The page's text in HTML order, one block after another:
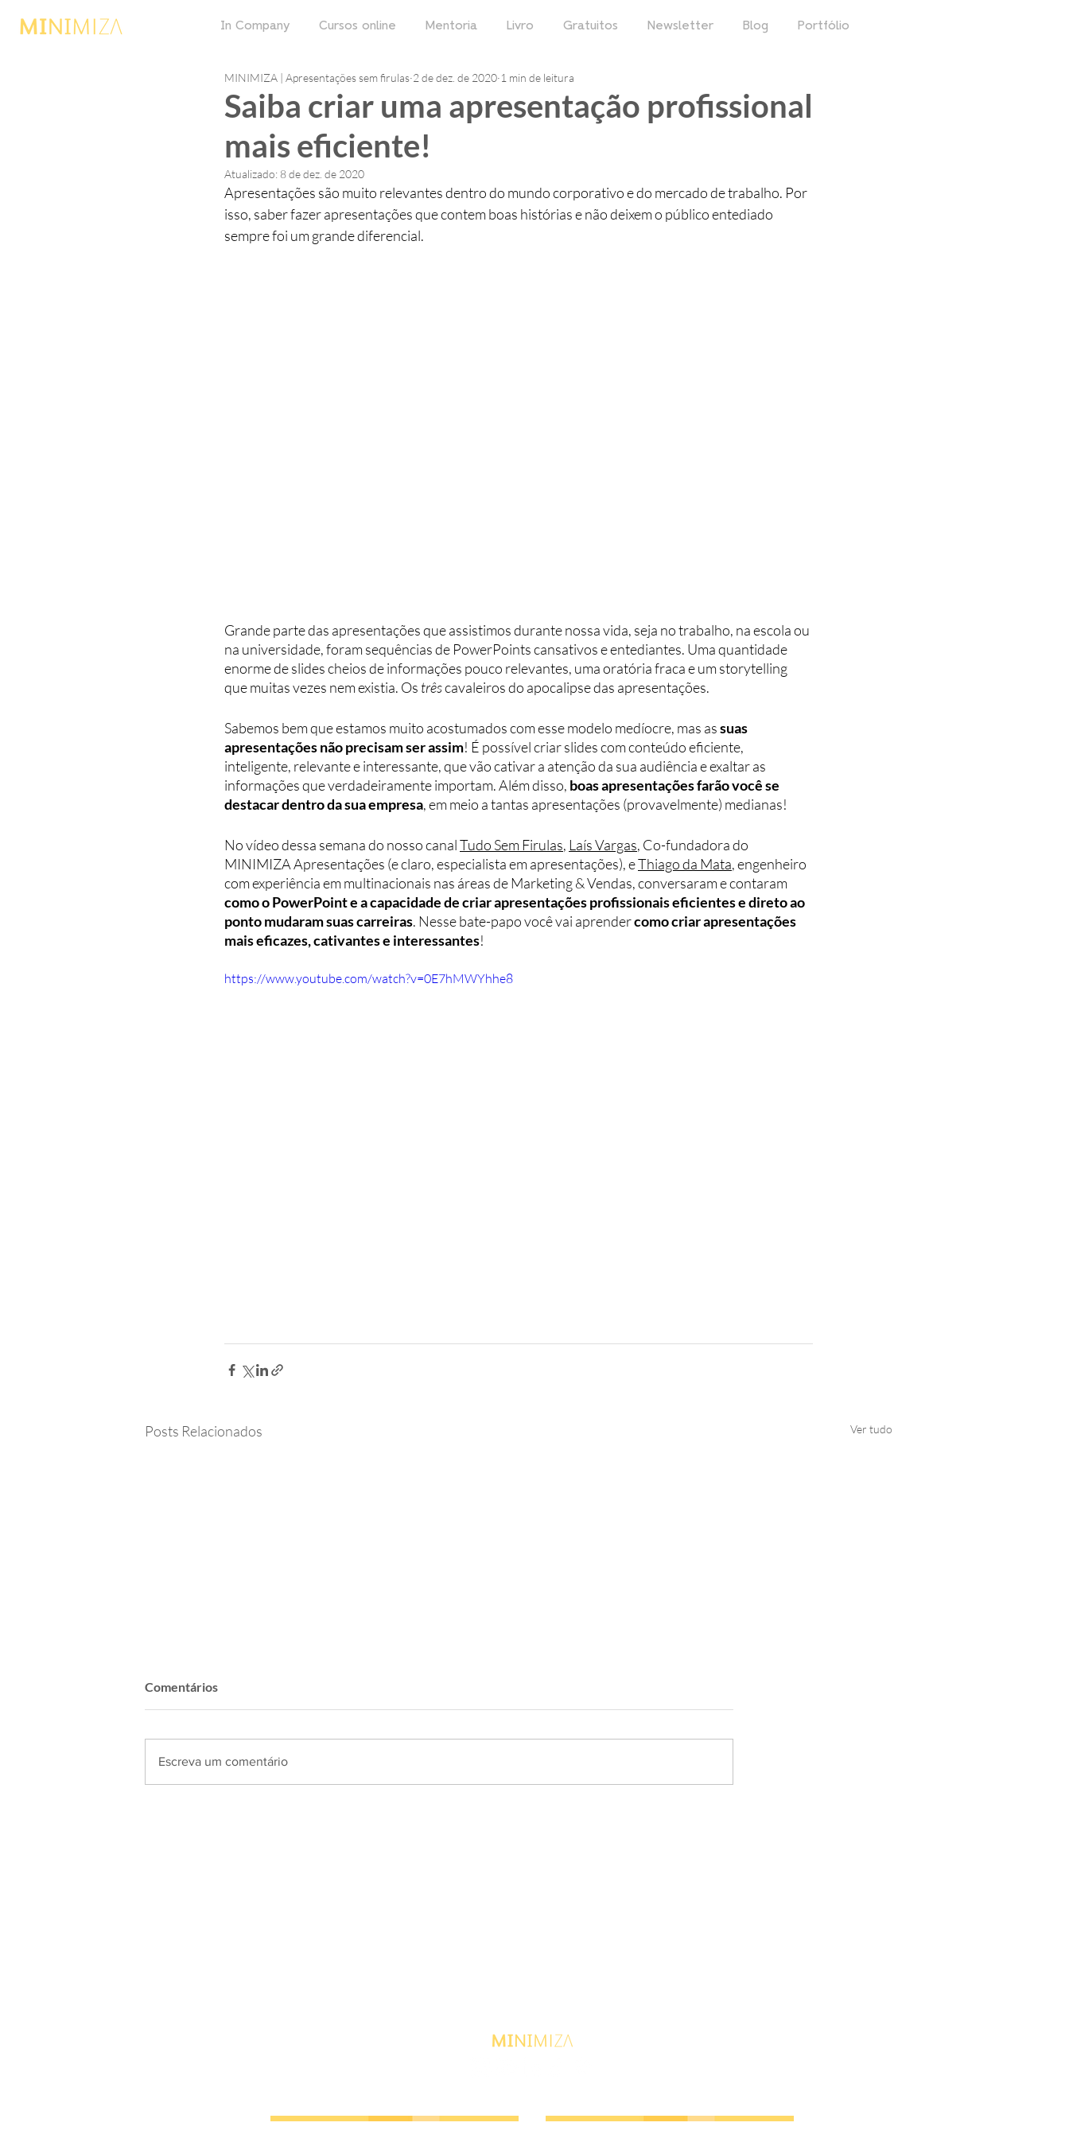
In Company Cursos online Mentoria Livro Gratuitos Newsletter Blog Portfólio
Saiba criar uma apresentação profissional
mais eficiente!
MINIMIZA | Apresentações sem firulas 2 de dez. de 2020 1 min de leitura
Atualizado: 8 de dez. de 2020
Apresentações são muito relevantes dentro do mundo corporativo e do mercado de trabalho. Por
isso, saber fazer apresentações que contem boas histórias e não deixem o público entediado
sempre foi um grande diferencial.
Grande parte das apresentações que assistimos durante nossa vida, seja no trabalho, na escola ou
na universidade, foram sequências de PowerPoints cansativos e entediantes. Uma quantidade
enorme de slides cheios de informações pouco relevantes, uma oratória fraca e um storytelling
que muitas vezes nem existia. Os três cavaleiros do apocalipse das apresentações.
Sabemos bem que estamos muito acostumados com esse modelo medíocre, mas as suas
apresentações não precisam ser assim! É possível criar slides com conteúdo eficiente,
inteligente, relevante e interessante, que vão cativar a atenção da sua audiência e exaltar as
informações que verdadeiramente importam. Além disso, boas apresentações farão você se
destacar dentro da sua empresa, em meio a tantas apresentações (provavelmente) medianas!
No vídeo dessa semana do nosso canal Tudo Sem Firulas, Laís Vargas, Co-fundadora do
MINIMIZA Apresentações (e claro, especialista em apresentações), e Thiago da Mata, engenheiro
com experiência em multinacionais nas áreas de Marketing & Vendas, conversaram e contaram
como o PowerPoint e a capacidade de criar apresentações profissionais eficientes e direto ao
ponto mudaram suas carreiras. Nesse bate-papo você vai aprender como criar apresentações
mais eficazes, cativantes e interessantes!
https://www.youtube.com/watch?v=0E7hMWYhhe8
Posts Relacionados Ver tudo
Comentários
Escreva um comentário